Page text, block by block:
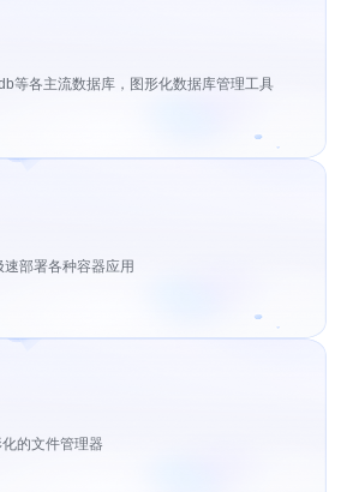
等各主流数据库，图形化数据库管理工具
部署各种容器应用
的文件管理器